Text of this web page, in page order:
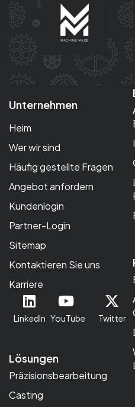
Unternehmen
Heim
Wer wir sind
Häufig gestellte Fragen
Angebot anfordern
Kundenlogin
Partner-Login
Sitemap
Kontaktieren Sie uns
Karriere
LinkedIn YouTube Twitter
Lösungen
Präzisionsbearbeitung
Casting